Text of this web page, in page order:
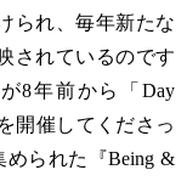
られ、毎年新たな
されているのです
8年前から「Day
開催してくださっ
られた『Being &